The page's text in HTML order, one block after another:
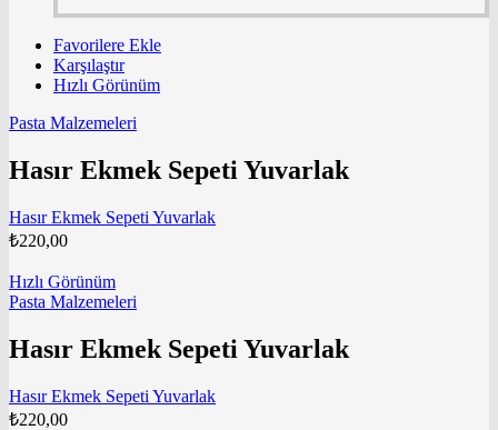
Favorilere Ekle
Karşılaştır
Hızlı Görünüm
Pasta Malzemeleri
Hasır Ekmek Sepeti Yuvarlak
Hasır Ekmek Sepeti Yuvarlak
₺220,00
Hızlı Görünüm
Pasta Malzemeleri
Hasır Ekmek Sepeti Yuvarlak
Hasır Ekmek Sepeti Yuvarlak
₺220,00